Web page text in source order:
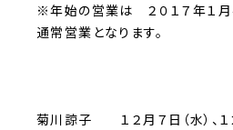
※年始の営業は ２０１７年１
通常営業となります。
菊川諒子 １２月７日（水）、１